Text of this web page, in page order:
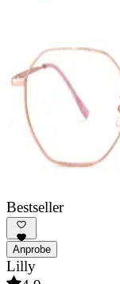
Bestseller
Anprobe
Lilly